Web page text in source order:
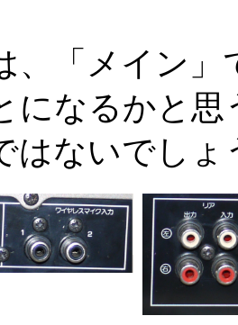
、「メイン」
になるかと
はないでしょ